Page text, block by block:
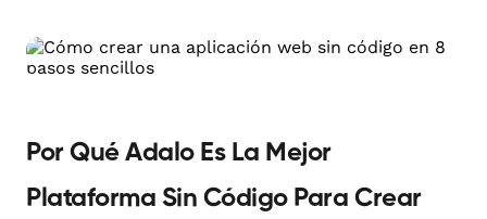
Por Qué Adalo Es La Mejor
Plataforma Sin Código Para Crear